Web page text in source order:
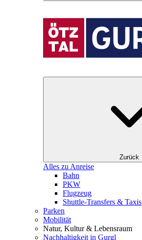
Zurück
Alles zu Anreise
Bahn
PKW
Flugzeug
Shuttle-Transfers & Taxis
Parken
Mobilität
Natur, Kultur & Lebensraum
Nachhaltigkeit in Gurgl